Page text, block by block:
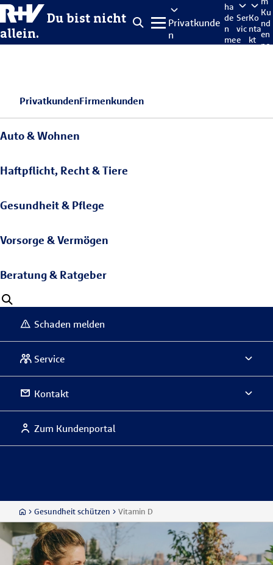
Du bist nicht
allein.
Privatkunde
n
ha
de
n
me
Ser
vic
e
Ko
nta
kt
Ku
nd
en
po
PrivatkundenFirmenkunden
Auto & Wohnen
Haftpflicht, Recht & Tiere
Gesundheit & Pflege
Vorsorge & Vermögen
Beratung & Ratgeber
Schaden melden
Service
Kontakt
Zum Kundenportal
Gesundheit schützen Vitamin D